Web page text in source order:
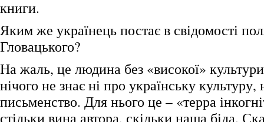
книги.
Яким же українець постає в свідомості
Гловацького?
На жаль, це людина без «високої»
нічого не знає ні про українську культуру,
письменство. Для нього це – «терра
стільки вина автора, скільки наша біда.